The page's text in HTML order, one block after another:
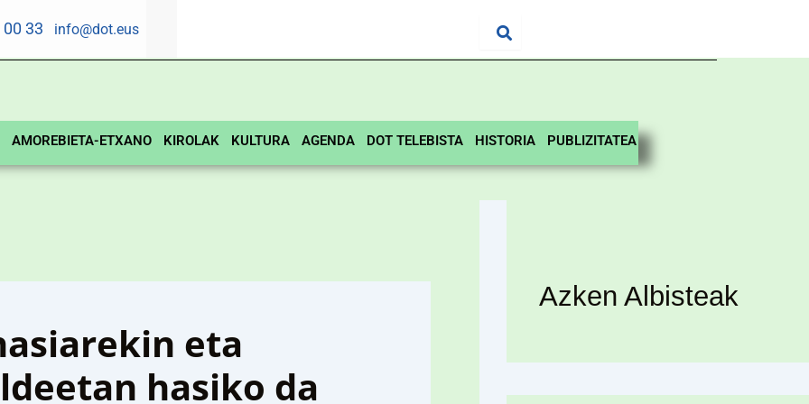
00 33 info@dot.eus
AMOREBIETA-ETXANO KIROLAK KULTURA AGENDA DOT TELEBISTA HISTORIA PUBLIZITATEA
eta
hasiko da
Azken Albisteak